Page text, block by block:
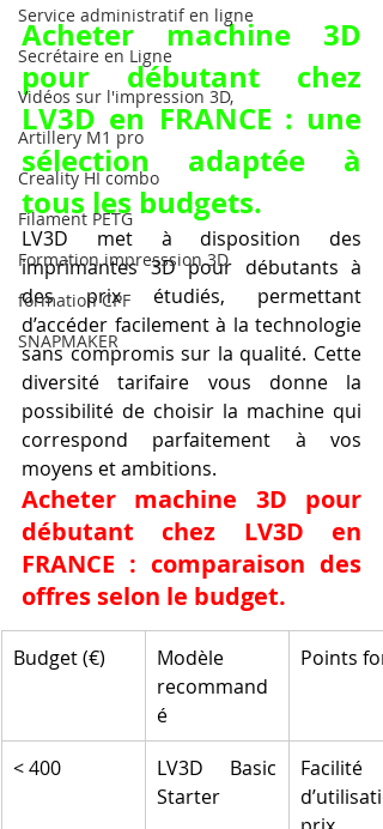
Service administratif en ligne
Secrétaire en Ligne
Vidéos sur l'impression 3D,
Artillery M1 pro
Creality HI combo
Filament PETG
Formation impresssion 3D
formation CPF
SNAPMAKER
Acheter machine 3D
pour débutant chez
LV3D en FRANCE : une
sélection adaptée à
tous les budgets.
LV3D met à disposition des
imprimantes 3D pour débutants à
des prix étudiés, permettant
d’accéder facilement à la technologie
sans compromis sur la qualité. Cette
diversité tarifaire vous donne la
possibilité de choisir la machine qui
correspond parfaitement à vos
moyens et ambitions.
Acheter machine 3D pour
débutant chez LV3D en
FRANCE : comparaison des
offres selon le budget.
Budget (€)
Modèle
recommand
é
Points
< 400
LV3D Basic
Starter
Facilité